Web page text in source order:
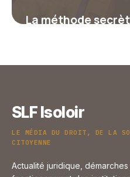
La méthode
SLF Isoloir
LE MÉDIA DU DROIT, DE LA
CITOYENNE
Actualité juridique, démarches